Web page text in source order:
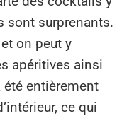
sont surprenants.
on peut y
apéritives ainsi
été entièrement
ce qui